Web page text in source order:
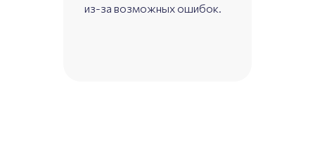
из-за возможных ошибок.